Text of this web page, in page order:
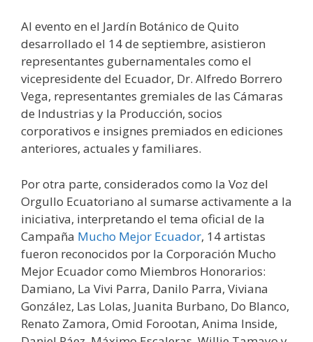
Al evento en el Jardín Botánico de Quito
desarrollado el 14 de septiembre, asistieron
representantes gubernamentales como el
vicepresidente del Ecuador, Dr. Alfredo Borrero
Vega, representantes gremiales de las Cámaras
de Industrias y la Producción, socios
corporativos e insignes premiados en ediciones
anteriores, actuales y familiares.
Por otra parte, considerados como la Voz del
Orgullo Ecuatoriano al sumarse activamente a la
iniciativa, interpretando el tema oficial de la
Campaña Mucho Mejor Ecuador, 14 artistas
fueron reconocidos por la Corporación Mucho
Mejor Ecuador como Miembros Honorarios:
Damiano, La Vivi Parra, Danilo Parra, Viviana
González, Las Lolas, Juanita Burbano, Do Blanco,
Renato Zamora, Omid Forootan, Anima Inside,